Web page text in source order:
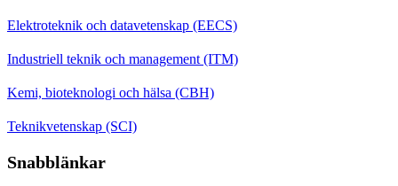
Elektroteknik och datavetenskap (EECS)
Industriell teknik och management (ITM)
Kemi, bioteknologi och hälsa (CBH)
Teknikvetenskap (SCI)
Snabblänkar